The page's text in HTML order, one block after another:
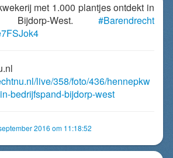
met 1.000 plantjes ontdekt in
Bijdorp-West. #Barendrecht
live/358/foto/436/hennepkw
bedrijfspand-bijdorp-west
2016 om 11:18:52